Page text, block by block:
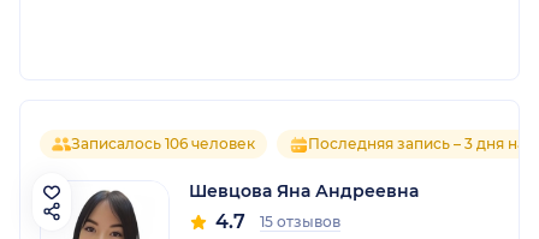
Записалось 106 человек Последняя запись – 3 дня
Шевцова Яна Андреевна
4.7 15 отзывов